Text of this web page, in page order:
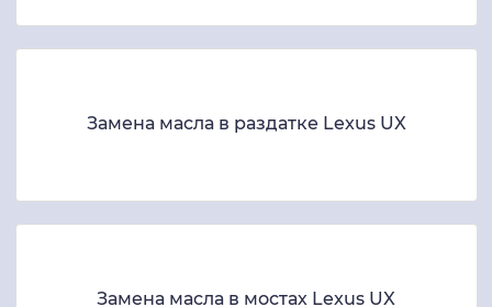
Замена масла в раздатке Lexus UX
Замена масла в мостах Lexus UX